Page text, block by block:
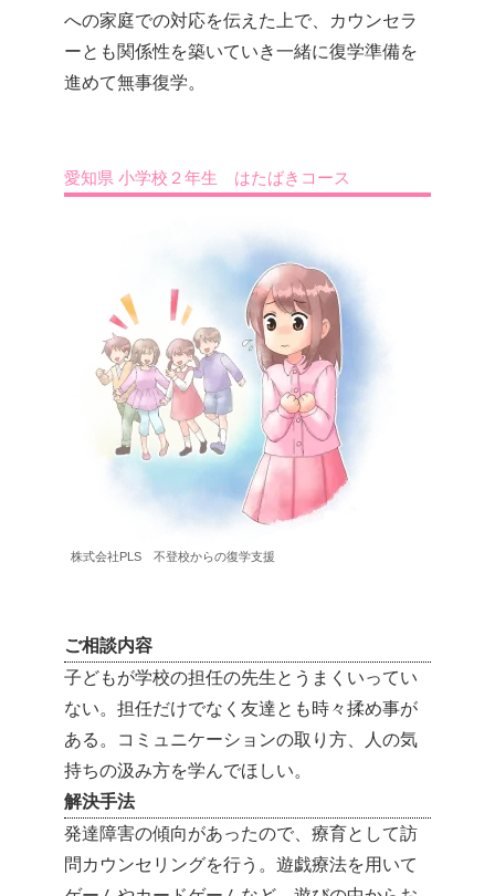
への家庭での対応を伝えた上で、カウンセラ
ーとも関係性を築いていき一緒に復学準備を
進めて無事復学。
愛知県 小学校２年生 はたばきコース
株式会社PLS 不登校からの復学支援
ご相談内容
子どもが学校の担任の先生とうまくいってい
ない。担任だけでなく友達とも時々揉め事が
ある。コミュニケーションの取り方、人の気
持ちの汲み方を学んでほしい。
解決手法
発達障害の傾向があったので、療育として訪
問カウンセリングを行う。遊戯療法を用いて